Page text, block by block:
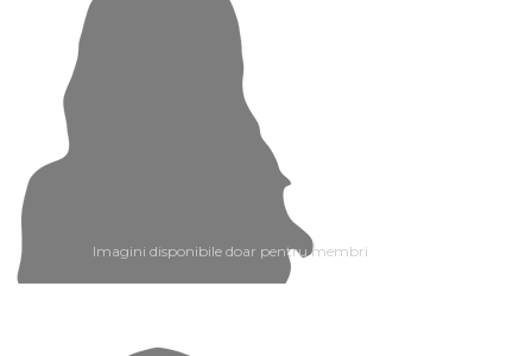
Imagini disponibile doar pentru membri